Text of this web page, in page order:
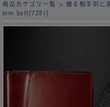
商品カテゴリ一覧 > 贈る相手別に
mm belt[7281]